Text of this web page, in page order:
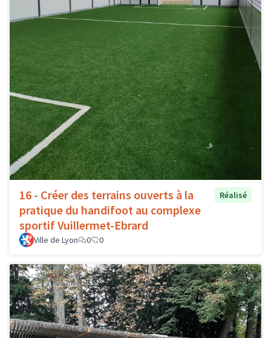
16 - Créer des terrains ouverts à la
pratique du handifoot au complexe
sportif Vuillermet-Ebrard
Réalisé
Ville de Lyon 0 0